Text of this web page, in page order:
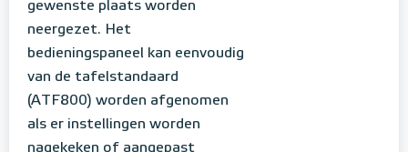
gewenste plaats worden
neergezet. Het
bedieningspaneel kan eenvoudig
van de tafelstandaard
(ATF800) worden afgenomen
als er instellingen worden
nagekeken of aangepast